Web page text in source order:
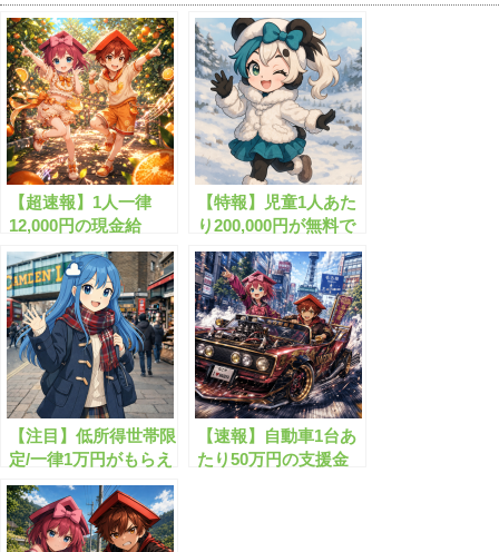
【超速報】1人一律
12,000円の現金給
付！”くらし応援給付
金”がついにスタート
【特報】児童1人あた
り200,000円が無料で
もらえます！
【注目】低所得世帯限
定/一律1万円がもらえ
る物価高騰対策給付
金！
【速報】自動車1台あ
たり50万円の支援金